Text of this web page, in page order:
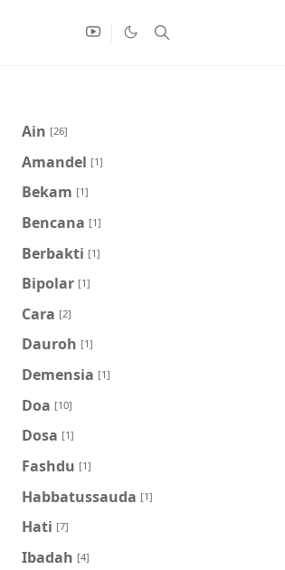
Ain [26]
Amandel [1]
Bekam [1]
Bencana [1]
Berbakti [1]
Bipolar [1]
Cara [2]
Dauroh [1]
Demensia [1]
Doa [10]
Dosa [1]
Fashdu [1]
Habbatussauda [1]
Hati [7]
Ibadah [4]